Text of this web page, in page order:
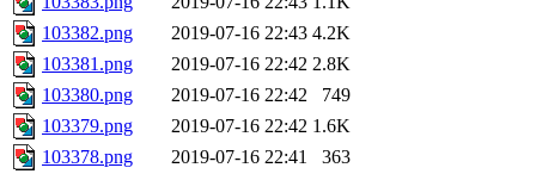
103382.png
2019-07-16 22:43 4.2K
103381.png
2019-07-16 22:42 2.8K
103380.png
2019-07-16 22:42
749
103379.png
2019-07-16 22:42 1.6K
103378.png
2019-07-16 22:41
363